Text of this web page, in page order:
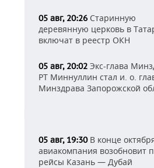
05 авг, 20:26 Старинную
деревянную церковь в
включат в реестр ОКН
05 авг, 20:02 Экс-глава
РТ Миннуллин стал и. о.
Минздрава Запорожской
05 авг, 19:30В конце
авиакомпания возобновит
рейсы Казань — Дубай